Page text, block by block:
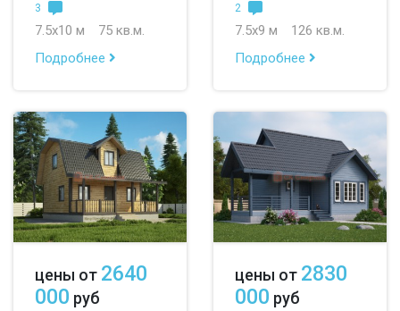
3
7.5х10 м
75 кв.м.
Подробнее
2
7.5х9 м
126 кв.м.
Подробнее
цены от 2640
000 руб
цены от 2830
000 руб